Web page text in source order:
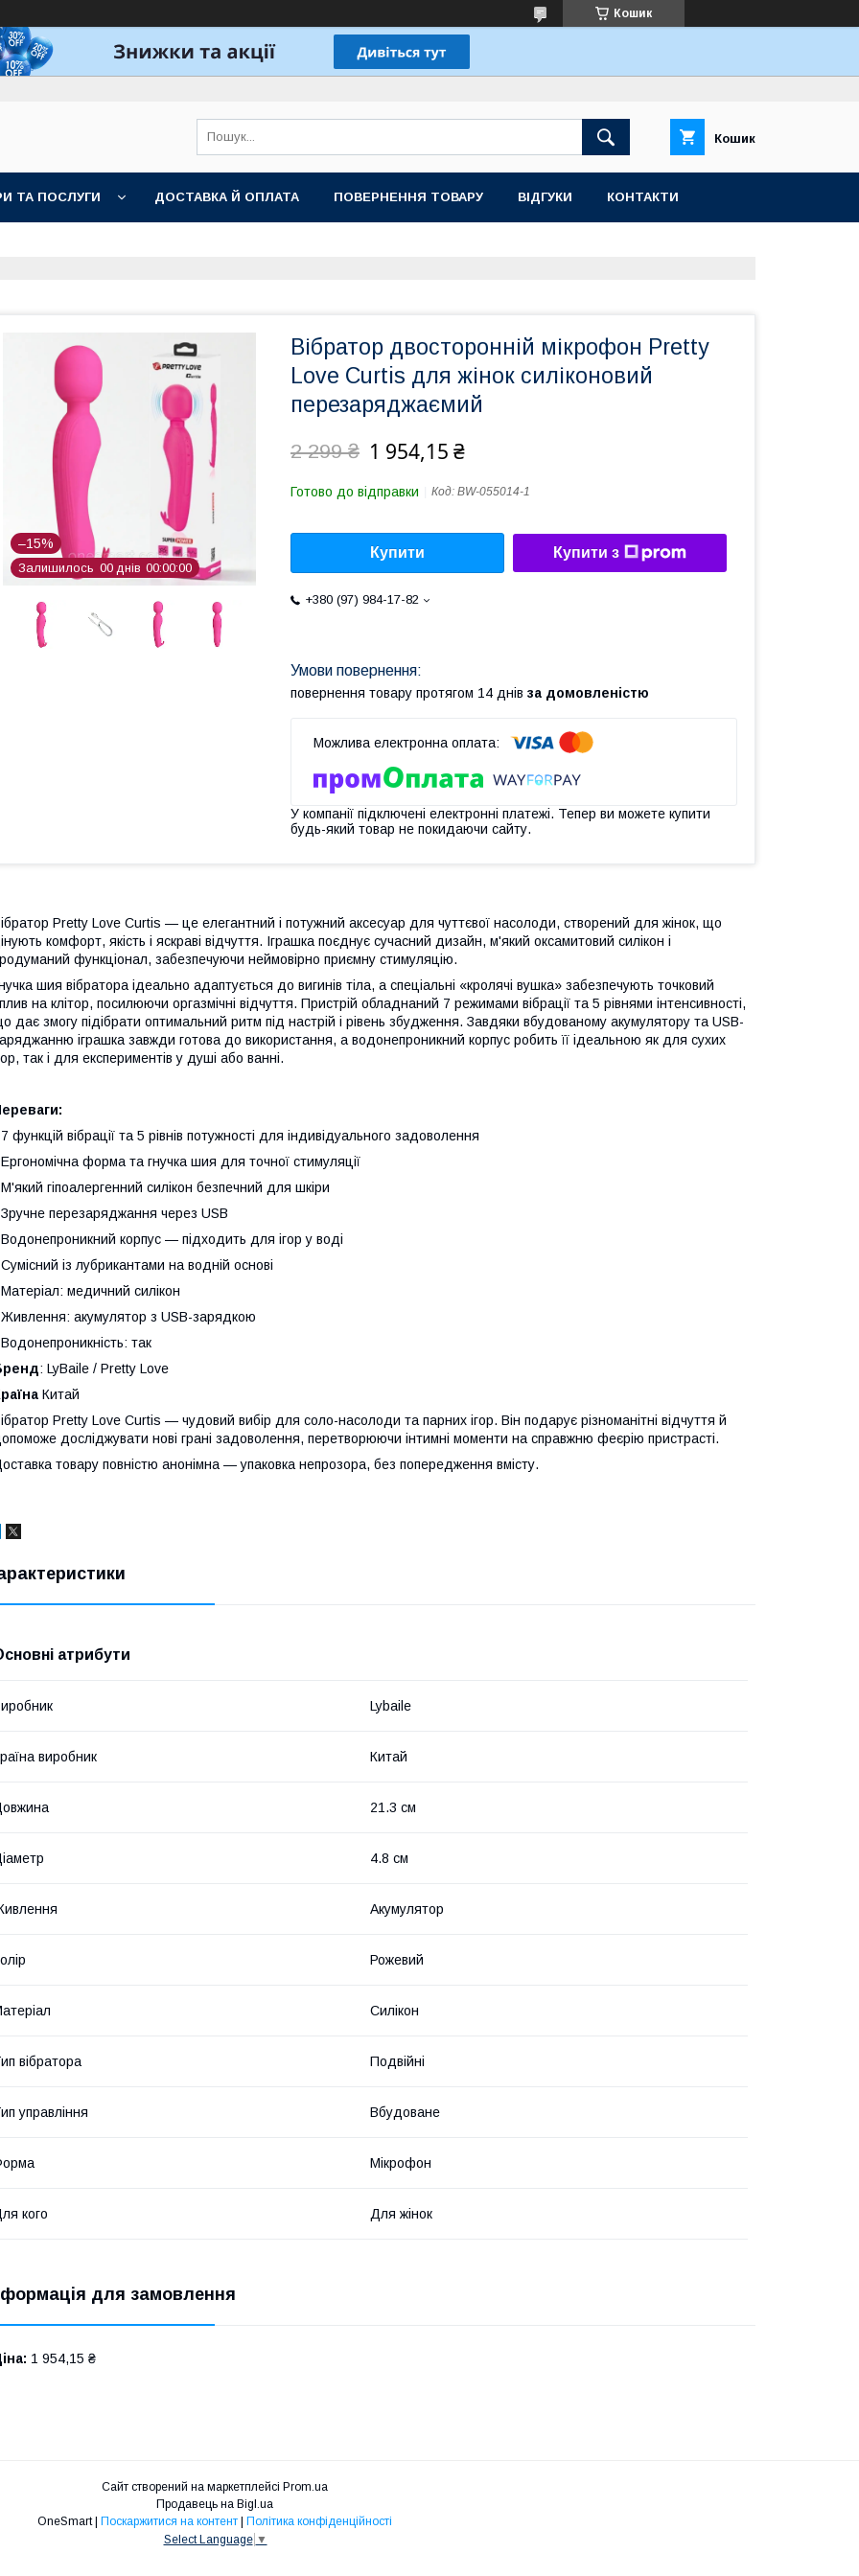
Кошик
Кошик
ТА ПОСЛУГИ ДОСТАВКА Й ОПЛАТА ПОВЕРНЕННЯ ТОВАРУ ВІДГУКИ КОНТАКТИ
–15%
Залишилось 00 днів 00 00 00
Вібратор двосторонній мікрофон Pretty
Love Curtis для жінок силіконовий
перезаряджаємий
2 299 ₴ 1 954,15 ₴
Готово до відправки Код: BW-055014-1
Купити Купити з
+380 (97) 984-17-82
повернення товару протягом 14 днів за домовленістю
У компанії підключені електронні платежі. Тепер ви можете купити
будь-який товар не покидаючи сайту.
Pretty Love Curtis — це елегантний і потужний аксесуар для чуттєвої насолоди, створений для жінок, що
комфорт, якість і яскраві відчуття. Іграшка поєднує сучасний дизайн, м'який оксамитовий силікон і
функціонал, забезпечуючи неймовірно приємну стимуляцію.
шия вібратора ідеально адаптується до вигинів тіла, а спеціальні «кролячі вушка» забезпечують точковий
на клітор, посилюючи оргазмічні відчуття. Пристрій обладнаний 7 режимами вібрації та 5 рівнями інтенсивності,
дає змогу підібрати оптимальний ритм під настрій і рівень збудження. Завдяки вбудованому акумулятору та USB-
іграшка завжди готова до використання, а водонепроникний корпус робить її ідеальною як для сухих
так і для експериментів у душі або ванні.
функцій вібрації та 5 рівнів потужності для індивідуального задоволення
форма та гнучка шия для точної стимуляції
гіпоалергенний силікон безпечний для шкіри
перезаряджання через USB
корпус — підходить для ігор у воді
із лубрикантами на водній основі
медичний силікон
акумулятор з USB-зарядкою
так
: LyBaile / Pretty Love
Китай
Pretty Love Curtis — чудовий вибір для соло-насолоди та парних ігор. Він подарує різноманітні відчуття й
досліджувати нові грані задоволення, перетворюючи інтимні моменти на справжню феєрію пристрасті.
товару повністю анонімна — упаковка непрозора, без попередження вмісту.
атрибути
Lybaile
виробник Китай
21.3 см
4.8 см
Акумулятор
Рожевий
Силікон
вібратора Подвійні
управління Вбудоване
Мікрофон
кого Для жінок
для замовлення
1 954,15 ₴
Сайт створений на маркетплейсі Prom.ua
Продавець на Bigl.ua
OneSmart | Поскаржитися на контент | Політика конфіденційності
Select Language ▼